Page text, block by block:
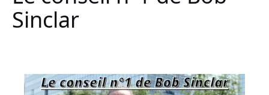
Sinclar